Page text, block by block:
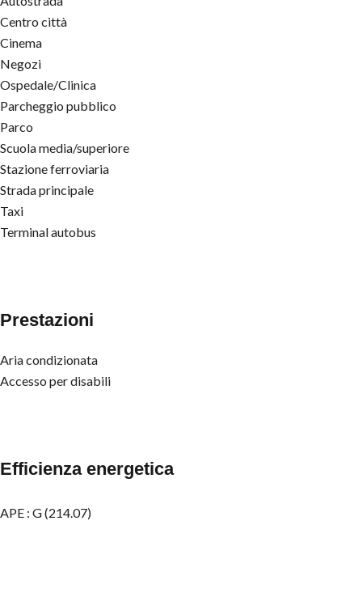
Centro città
Cinema
Negozi
Ospedale/Clinica
Parcheggio pubblico
Parco
Scuola media/superiore
Stazione ferroviaria
Strada principale
Taxi
Terminal autobus
Prestazioni
Aria condizionata
Accesso per disabili
Efficienza energetica
APE : G (214.07)